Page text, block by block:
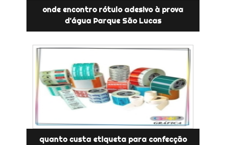
onde encontro rótulo adesivo à prova
d'água Parque São Lucas
quanto custa etiqueta para confecção